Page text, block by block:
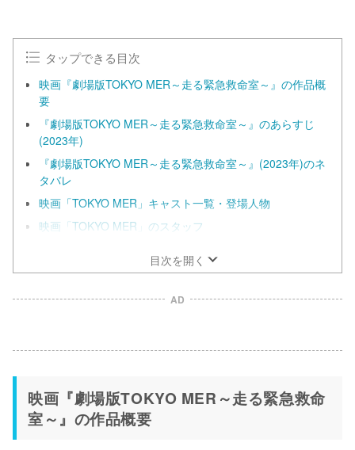
タップできる目次
映画『劇場版TOKYO MER～走る緊急救命室～』の作品概
要
『劇場版TOKYO MER～走る緊急救命室～』のあらすじ
(2023年)
『劇場版TOKYO MER～走る緊急救命室～』(2023年)のネ
タバレ
映画「TOKYO MER」キャスト一覧・登場人物
映画「TOKYO MER」のスタッフ
目次を開く
AD
映画『劇場版TOKYO MER～走る緊急救命
室～』の作品概要